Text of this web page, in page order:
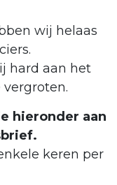
wij helaas
hard aan het
hieronder aan
keren per